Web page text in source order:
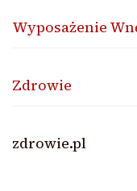
Wyposażenie
Zdrowie
zdrowie.pl